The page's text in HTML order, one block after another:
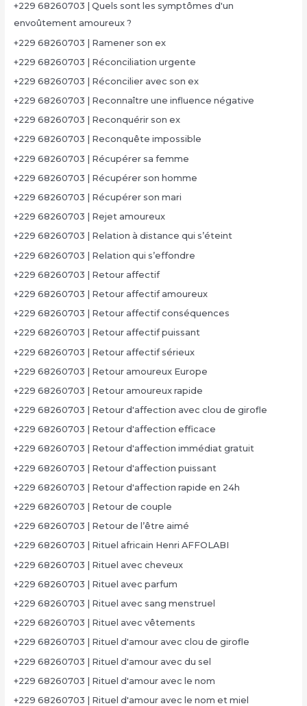
+229 68260703 | Quels sont les symptômes d'un
envoûtement amoureux ?
+229 68260703 | Ramener son ex
+229 68260703 | Réconciliation urgente
+229 68260703 | Réconcilier avec son ex
+229 68260703 | Reconnaître une influence négative
+229 68260703 | Reconquérir son ex
+229 68260703 | Reconquête impossible
+229 68260703 | Récupérer sa femme
+229 68260703 | Récupérer son homme
+229 68260703 | Récupérer son mari
+229 68260703 | Rejet amoureux
+229 68260703 | Relation à distance qui s’éteint
+229 68260703 | Relation qui s’effondre
+229 68260703 | Retour affectif
+229 68260703 | Retour affectif amoureux
+229 68260703 | Retour affectif conséquences
+229 68260703 | Retour affectif puissant
+229 68260703 | Retour affectif sérieux
+229 68260703 | Retour amoureux Europe
+229 68260703 | Retour amoureux rapide
+229 68260703 | Retour d'affection avec clou de girofle
+229 68260703 | Retour d'affection efficace
+229 68260703 | Retour d'affection immédiat gratuit
+229 68260703 | Retour d'affection puissant
+229 68260703 | Retour d'affection rapide en 24h
+229 68260703 | Retour de couple
+229 68260703 | Retour de l’être aimé
+229 68260703 | Rituel africain Henri AFFOLABI
+229 68260703 | Rituel avec cheveux
+229 68260703 | Rituel avec parfum
+229 68260703 | Rituel avec sang menstruel
+229 68260703 | Rituel avec vêtements
+229 68260703 | Rituel d'amour avec clou de girofle
+229 68260703 | Rituel d'amour avec du sel
+229 68260703 | Rituel d'amour avec le nom
+229 68260703 | Rituel d'amour avec le nom et miel